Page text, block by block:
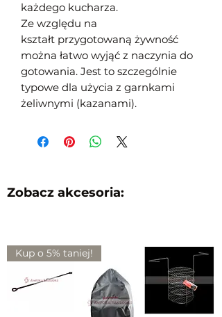
każdego kucharza.
Ze względu na
kształt przygotowaną żywność
można łatwo wyjąć z naczynia do
gotowania. Jest to szczególnie
typowe dla użycia z garnkami
żeliwnymi (kazanami).
Zobacz akcesoria:
Kup o 5% taniej!